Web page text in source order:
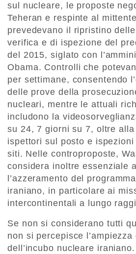
sul nucleare, le proposte
Teheran e respinte al
prevedevano il ripristino
verifica e di ispezione del
del 2015, siglato con
Obama. Controlli che
per settimane, consentendo
delle prove della
nucleari, mentre le attuali
includono la
su 24, 7 giorni su 7, oltre
ispettori sul posto e
siti. Nelle controproposte,
considera inoltre essenziale
l’azzeramento del
iraniano, in particolare ai
intercontinentali a lungo
Se non si considerano tutti
non si percepisce
dell’incubo nucleare